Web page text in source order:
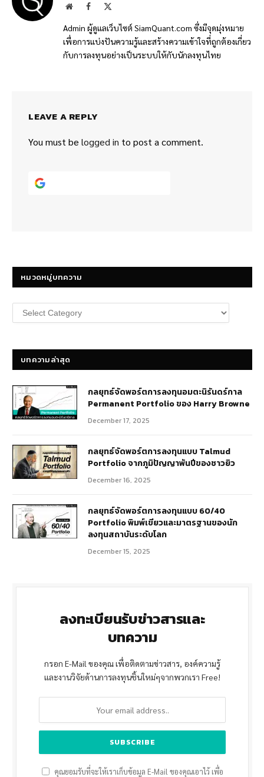
WebsiteFacebook
Admin ผู้ดูแลเว็บไซต์ SiamQuant.com ซึ่งมีจุดมุ่งหมาย
เพื่อการแบ่งปันความรู้และสร้างความเข้าใจที่ถูกต้องเกี่ยว
กับการลงทุนอย่างเป็นระบบให้กับนักลงทุนไทย
LEAVE A REPLY
You must be logged in to post a comment.
หมวดหมู่บทความ
หมวด
หมู่
บทความล่าสุด
กลยุทธ์​จัดพอร์ตการลงทุนอมตะนิรันดร์กาล
Permanent Portfolio ของ Harry Browne
December 17, 2025
กลยุทธ์จัดพอร์ตการลงทุนแบบ Talmud
Portfolio จากภูมิปัญญาพันปีของชาวยิว
December 16, 2025
กลยุทธ์จัดพอร์ตการลงทุนแบบ 60/40
Portfolio พิมพ์เขียวและมาตรฐานของนัก
ลงทุนสถาบันระดับโลก
December 15, 2025
ลงทะเบียนรับข่าวสารและ
บทความ
กรอก E-Mail ของคุณ เพื่อติดตามข่าวสาร, องค์ความรู้
และงานวิจัยด้านการลงทุนชิ้นใหม่ๆจากพวกเรา Free!
คุณยอมรับที่จะให้เราเก็บข้อมูล E-Mail ของคุณเอาไว้ เพื่อ